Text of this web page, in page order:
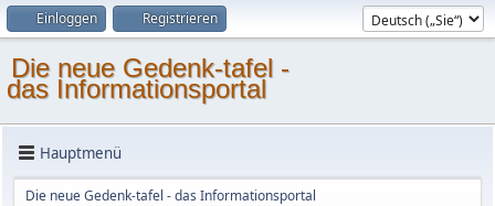
Einloggen Registrieren
Die neue Gedenk-tafel -
das Informationsportal
Hauptmenü
Die neue Gedenk-tafel - das Informationsportal